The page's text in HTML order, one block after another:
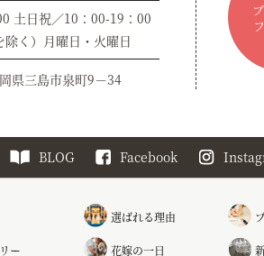
土日祝／10：00-19：00
く）月曜日・火曜日
県三島市泉町9－34
BLOG Facebook
ー
選ばれる理由
花嫁の一日